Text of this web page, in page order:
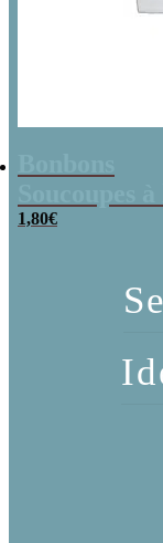
poudre (x20)
1,80€